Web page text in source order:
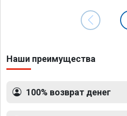
Наши преимущества
100% возврат денег